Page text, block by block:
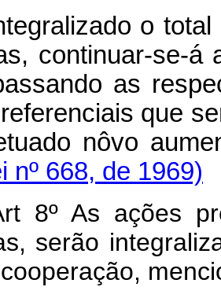
o
continuar-se-
as
que
nôvo
nº 668, de 1969)
8º As ações
serão